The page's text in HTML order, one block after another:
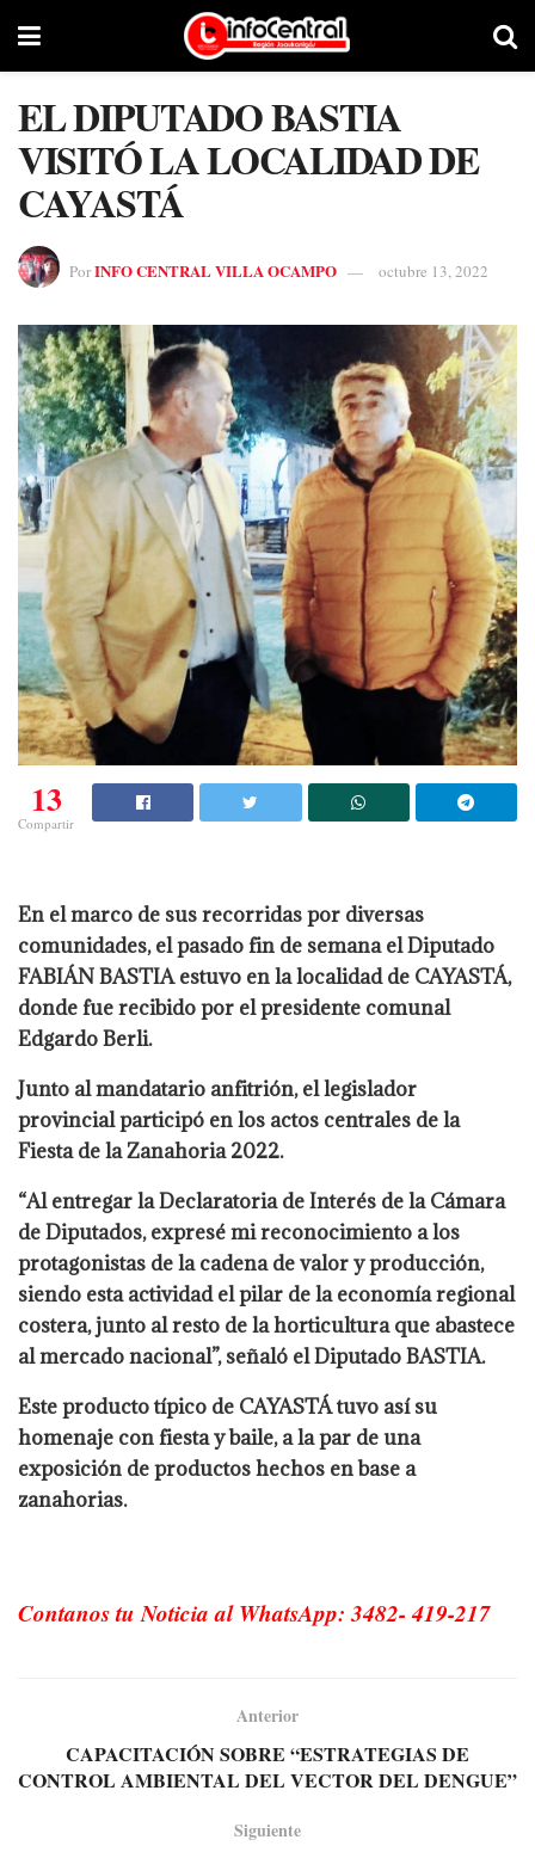
EL DIPUTADO BASTIA
VISITÓ LA LOCALIDAD DE
CAYASTÁ
PorINFO CENTRAL VILLA OCAMPO octubre 13, 2022
13
Compartir
En el marco de sus recorridas por diversas
comunidades, el pasado fin de semana el Diputado
FABIÁN BASTIA estuvo en la localidad de CAYASTÁ,
donde fue recibido por el presidente comunal
Edgardo Berli.
Junto al mandatario anfitrión, el legislador
provincial participó en los actos centrales de la
Fiesta de la Zanahoria 2022.
“Al entregar la Declaratoria de Interés de la Cámara
de Diputados, expresé mi reconocimiento a los
protagonistas de la cadena de valor y producción,
siendo esta actividad el pilar de la economía regional
costera, junto al resto de la horticultura que abastece
al mercado nacional”, señaló el Diputado BASTIA.
Este producto típico de CAYASTÁ tuvo así su
homenaje con fiesta y baile, a la par de una
exposición de productos hechos en base a
zanahorias.
Contanos tu Noticia al WhatsApp: 3482- 419-217
Anterior
CAPACITACIÓN SOBRE “ESTRATEGIAS DE
CONTROL AMBIENTAL DEL VECTOR DEL DENGUE”
Siguiente